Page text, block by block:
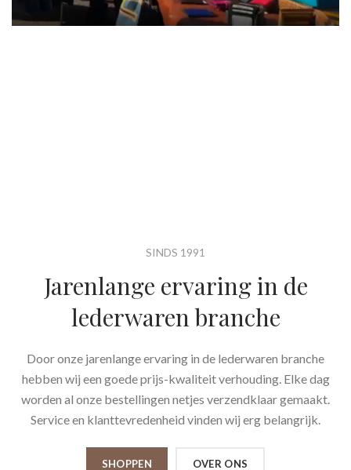
SINDS 1991
Jarenlange ervaring in de
lederwaren branche
Door onze jarenlange ervaring in de lederwaren branche
hebben wij een goede prijs-kwaliteit verhouding. Elke dag
worden al onze bestellingen netjes verzendklaar gemaakt.
Service en klanttevredenheid vinden wij erg belangrijk.
SHOPPEN OVER ONS